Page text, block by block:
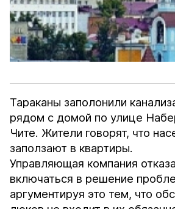
Тараканы заполонили
рядом с домой по улице
Чите. Жители говорят, что
заползают в квартиры.
Управляющая компания
включаться в решение
аргументируя это тем, что